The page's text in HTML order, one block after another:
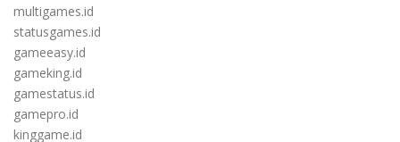
multigames.id
statusgames.id
gameeasy.id
gameking.id
gamestatus.id
gamepro.id
kinggame.id